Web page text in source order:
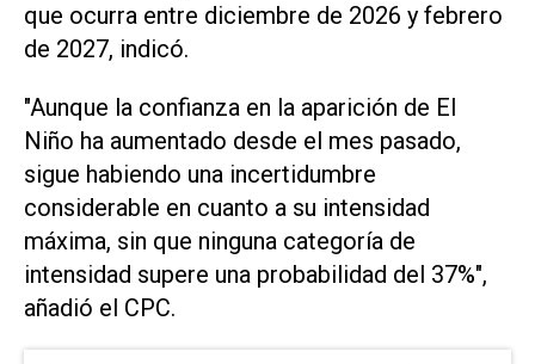
que ocurra entre diciembre de 2026 y febrero
de 2027, indicó.
"Aunque la confianza en la aparición de El
Niño ha aumentado desde el mes pasado,
sigue habiendo una incertidumbre
considerable en cuanto ​a su intensidad
máxima, ⁠sin que ninguna categoría de
intensidad supere una probabilidad del 37%",
‌añadió el CPC.